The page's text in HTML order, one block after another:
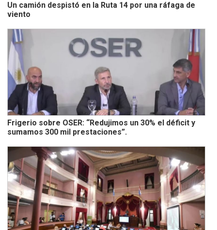
Un camión despistó en la Ruta 14 por una ráfaga de
viento
Frigerio sobre OSER: “Redujimos un 30% el déficit y
sumamos 300 mil prestaciones”.